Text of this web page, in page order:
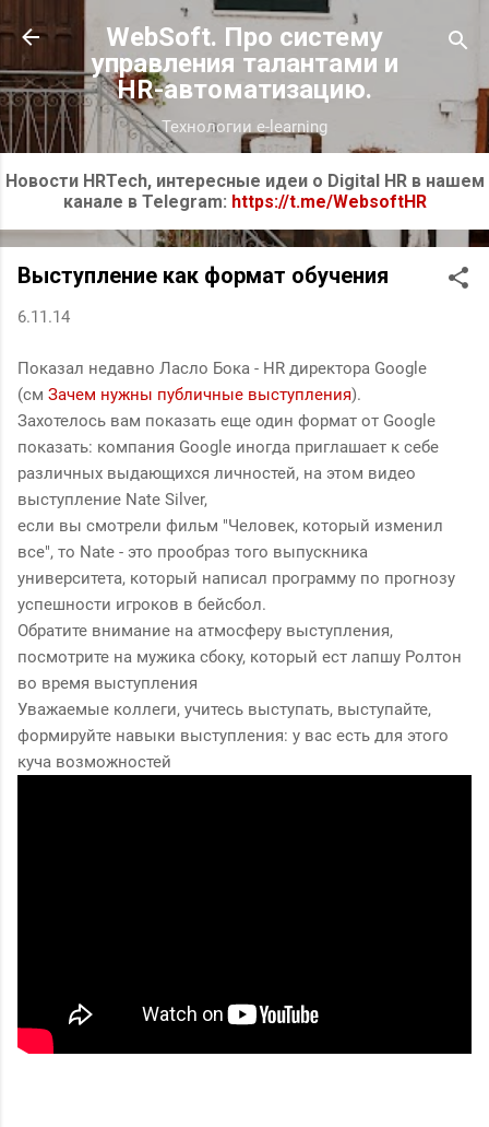
К основному контенту
WebSoft. Про систему
управления талантами и
HR-автоматизацию.
Технологии e-learning
Новости HRTech, интересные идеи о Digital HR в нашем
канале в Telegram: https://t.me/WebsoftHR
Выступление как формат обучения
6.11.14
Показал недавно Ласло Бока - HR директора Google
(см Зачем нужны публичные выступления).
Захотелось вам показать еще один формат от Google
показать: компания Google иногда приглашает к себе
различных выдающихся личностей, на этом видео
выступление Nate Silver,
если вы смотрели фильм "Человек, который изменил
все", то Nate - это прообраз того выпускника
университета, который написал программу по прогнозу
успешности игроков в бейсбол.
Обратите внимание на атмосферу выступления,
посмотрите на мужика сбоку, который ест лапшу Ролтон
во время выступления
Уважаемые коллеги, учитесь выступать, выступайте,
формируйте навыки выступления: у вас есть для этого
куча возможностей